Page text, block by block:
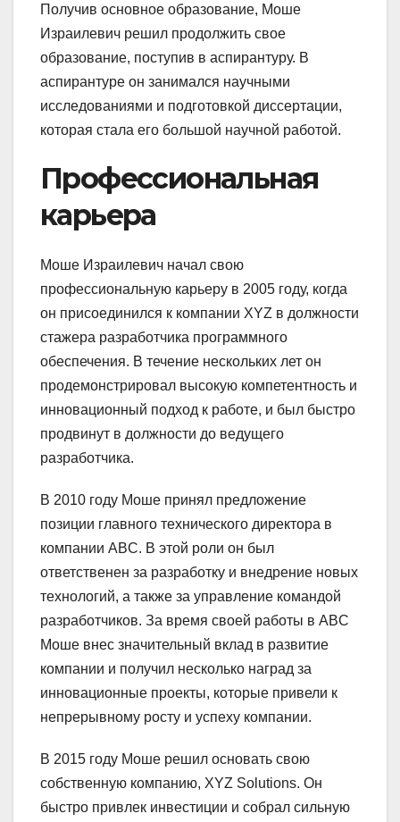
Получив основное образование, Моше
Израилевич решил продолжить свое
образование, поступив в аспирантуру. В
аспирантуре он занимался научными
исследованиями и подготовкой диссертации,
которая стала его большой научной работой.
Профессиональная
карьера
Моше Израилевич начал свою
профессиональную карьеру в 2005 году, когда
он присоединился к компании XYZ в должности
стажера разработчика программного
обеспечения. В течение нескольких лет он
продемонстрировал высокую компетентность и
инновационный подход к работе, и был быстро
продвинут в должности до ведущего
разработчика.
В 2010 году Моше принял предложение
позиции главного технического директора в
компании ABC. В этой роли он был
ответственен за разработку и внедрение новых
технологий, а также за управление командой
разработчиков. За время своей работы в ABC
Моше внес значительный вклад в развитие
компании и получил несколько наград за
инновационные проекты, которые привели к
непрерывному росту и успеху компании.
В 2015 году Моше решил основать свою
собственную компанию, XYZ Solutions. Он
быстро привлек инвестиции и собрал сильную